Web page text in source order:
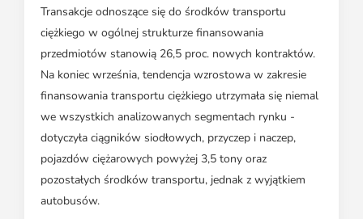
Transakcje odnoszące się do środków transportu
ciężkiego w ogólnej strukturze finansowania
przedmiotów stanowią 26,5 proc. nowych kontraktów.
Na koniec września, tendencja wzrostowa w zakresie
finansowania transportu ciężkiego utrzymała się niemal
we wszystkich analizowanych segmentach rynku -
dotyczyła ciągników siodłowych, przyczep i naczep,
pojazdów ciężarowych powyżej 3,5 tony oraz
pozostałych środków transportu, jednak z wyjątkiem
autobusów.